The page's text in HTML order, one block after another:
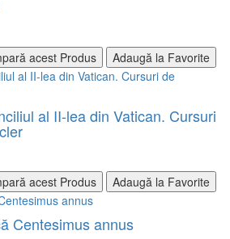
acest Produs Adaugă la Favorite
al II-lea din Vatican. Cursuri
acest Produs Adaugă la Favorite
Centesimus annus